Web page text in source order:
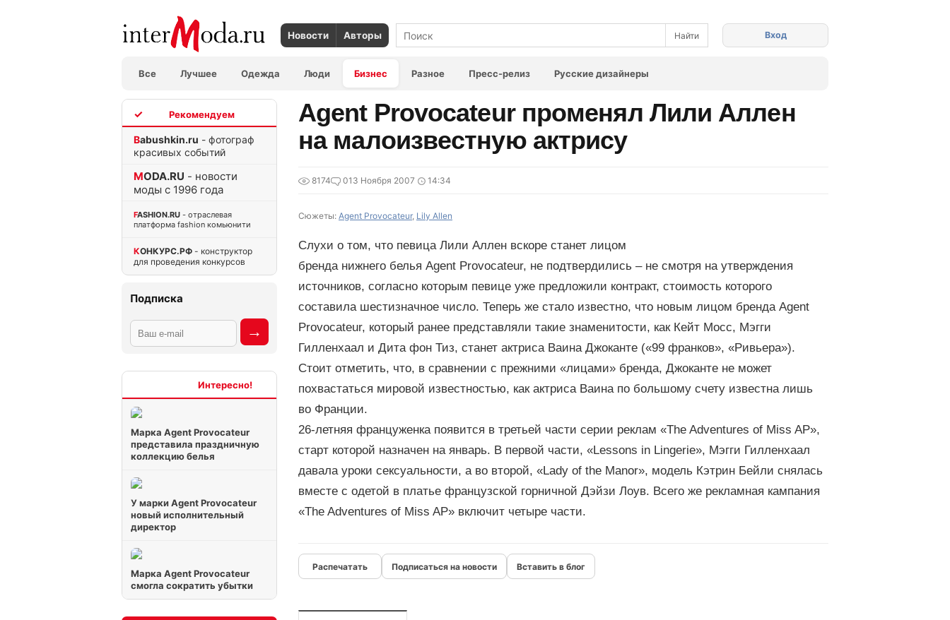
Новости Авторы
Все Лучшее Одежда Люди Бизнес Разное Пресс-релиз Русские дизайнеры
Вход
Babushkin.ru - фотограф
красивых событий
MODA.RU - новости
моды с 1996 года
FASHION.RU - отраслевая
платформа fashion комьюнити
КОНКУРС.РФ - конструктор
для проведения конкурсов
Подписка
Марка Agent Provocateur
представила праздничную
коллекцию белья
У марки Agent Provocateur
новый исполнительный
директор
Марка Agent Provocateur
смогла сократить убытки
Agent Provocateur променял Лили Аллен
на малоизвестную актрису
8174 013 Ноября 2007 14:34
Сюжеты: Agent Provocateur, Lily Allen
Слухи о том, что певица Лили Аллен вскоре станет лицом
бренда нижнего белья Agent Provocateur, не подтвердились – не смотря на утверждения
источников, согласно которым певице уже предложили контракт, стоимость которого
составила шестизначное число. Теперь же стало известно, что новым лицом бренда Agent
Provocateur, который ранее представляли такие знаменитости, как Кейт Мосс, Мэгги
Гилленхаал и Дита фон Тиз, станет актриса Ваина Джоканте («99 франков», «Ривьера»).
Стоит отметить, что, в сравнении с прежними «лицами» бренда, Джоканте не может
похвастаться мировой известностью, как актриса Ваина по большому счету известна лишь
во Франции.
26-летняя француженка появится в третьей части серии реклам «The Adventures of Miss AP»,
старт которой назначен на январь. В первой части, «Lessons in Lingerie», Мэгги Гилленхаал
давала уроки сексуальности, а во второй, «Lady of the Manor», модель Кэтрин Бейли снялась
вместе с одетой в платье французской горничной Дэйзи Лоув. Всего же рекламная кампания
«The Adventures of Miss AP» включит четыре части.
Подписаться на новости Вставить в блог